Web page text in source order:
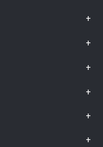
+
+
+
+
+
+